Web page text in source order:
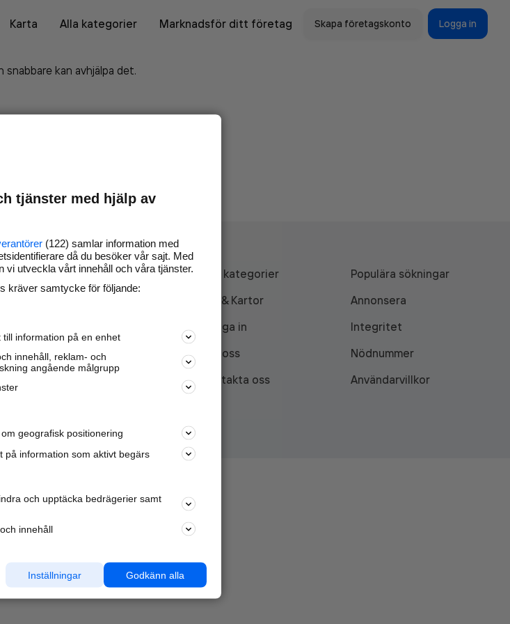
Karta
Alla kategorier Marknadsför ditt företag Skapa företagskonto Logga in
kan avhjälpa det.
Marknadsför företaget på
nya kunder och
samarbetspartners nära dig.
Läs mer här
Alla kategorier
Populära sökningar
API & Kartor
Annonsera
Logga in
Integritet
Om oss
Nödnummer
Kontakta oss
Användarvillkor
tjänster med hjälp av
(122) samlar information med
då du besöker vår sajt. Med
vi utveckla vårt innehåll och våra tjänster.
kräver samtycke för följande:
information på en enhet
innehåll, reklam- och
angående målgrupp
geografisk positionering
på information som aktivt begärs
och upptäcka bedrägerier samt
innehåll
Godkänn alla
Inställningar